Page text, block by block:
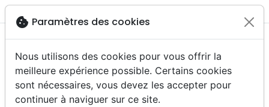
menu
cookie Paramètres des cookies
Nous utilisons des cookies pour vous offrir la
meilleure expérience possible. Certains cookies
sont nécessaires, vous devez les accepter pour
continuer à naviguer sur ce site.